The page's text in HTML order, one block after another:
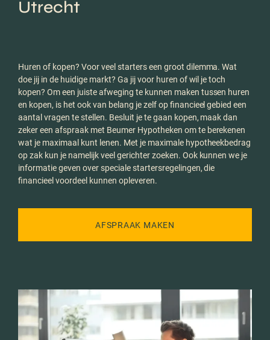
Utrecht
Huren of kopen? Voor veel starters een groot dilemma. Wat
doe jij in de huidige markt? Ga jij voor huren of wil je toch
kopen? Om een juiste afweging te kunnen maken tussen huren
en kopen, is het ook van belang je zelf op financieel gebied een
aantal vragen te stellen. Besluit je te gaan kopen, maak dan
zeker een afspraak met Beumer Hypotheken om te berekenen
wat je maximaal kunt lenen. Met je maximale hypotheekbedrag
op zak kun je namelijk veel gerichter zoeken. Ook kunnen we je
informatie geven over speciale startersregelingen, die
financieel voordeel kunnen opleveren.
AFSPRAAK MAKEN